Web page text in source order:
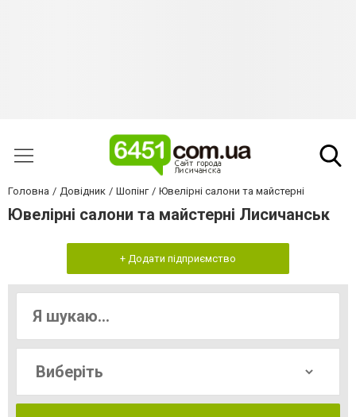
Головна Довідник Шопінг Ювелірні салони та майстерні
Ювелірні салони та майстерні Лисичанськ
+ Додати підприємство